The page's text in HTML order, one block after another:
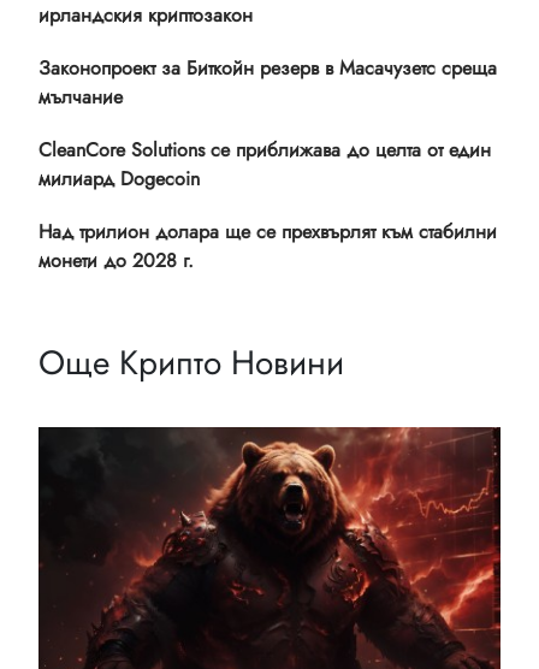
ирландския криптозакон
Законопроект за Биткойн резерв в Масачузетс среща
мълчание
CleanCore Solutions се приближава до целта от един
милиард Dogecoin
Над трилион долара ще се прехвърлят към стабилни
монети до 2028 г.
Още Крипто Новини